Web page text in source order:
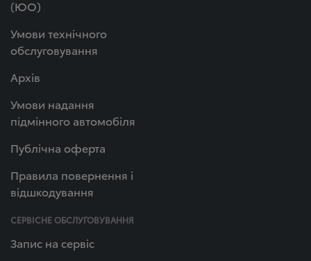
(ЮО)
Умови технічного
обслуговування
Архів
Умови надання
підмінного автомобіля
Публічна оферта
Правила повернення і
відшкодування
СЕРВІСНЕ ОБСЛУГОВУВАННЯ
Запис на сервіс